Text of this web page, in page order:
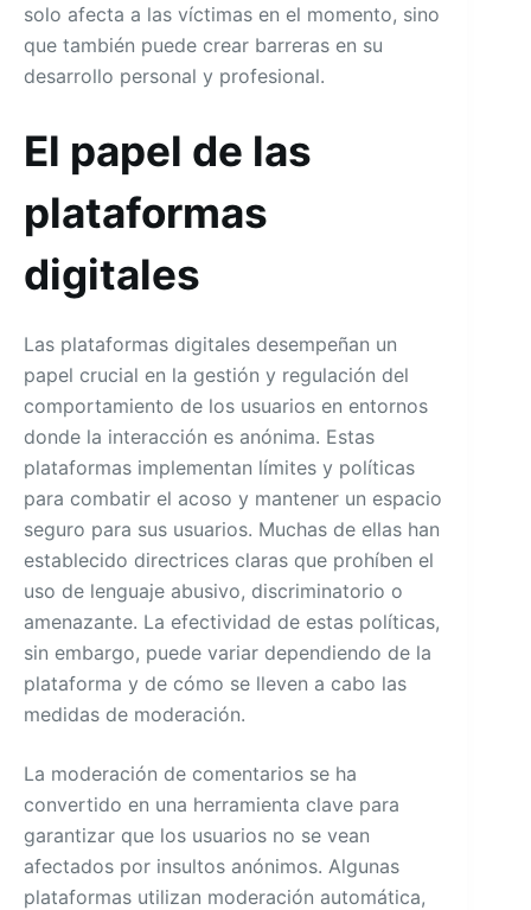
solo afecta a las víctimas en el momento, sino
que también puede crear barreras en su
desarrollo personal y profesional.
El papel de las
plataformas
digitales
Las plataformas digitales desempeñan un
papel crucial en la gestión y regulación del
comportamiento de los usuarios en entornos
donde la interacción es anónima. Estas
plataformas implementan límites y políticas
para combatir el acoso y mantener un espacio
seguro para sus usuarios. Muchas de ellas han
establecido directrices claras que prohíben el
uso de lenguaje abusivo, discriminatorio o
amenazante. La efectividad de estas políticas,
sin embargo, puede variar dependiendo de la
plataforma y de cómo se lleven a cabo las
medidas de moderación.
La moderación de comentarios se ha
convertido en una herramienta clave para
garantizar que los usuarios no se vean
afectados por insultos anónimos. Algunas
plataformas utilizan moderación automática,